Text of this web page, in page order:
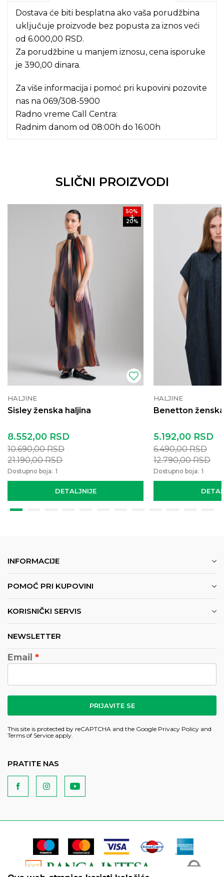
Dostava će biti besplatna ako vaša porudžbina
uključuje proizvode bez popusta za iznos veći
od 6.000,00 RSD.
Za porudžbine u manjem iznosu, cena isporuke
je 390,00 dinara.
Za više informacija i pomoć pri kupovini pozovite
nas na 069/308-5900
Radno vreme Call Centra:
Radnim danom od 08:00h do 16:00h
SLIČNI PROIZVODI
50%
20%
HALJINE
Sisley ženska haljina
DETALJNIJE
8.552,00 RSD
10.690,00RSD
21.190,00RSD
Dostupno boja: 1
HALJINE
Benetton
5.192,00 RSD
6.490,00RSD
12.790,00RSD
Dostupno boja: 1
INFORMACIJE
POMOĆ PRI KUPOVINI
KORISNIČKI SERVIS
NEWSLETTER
Email
PRIJAVITE SE
This site is protected by reCAPTCHA and the Google Privacy Policy and
Terms of Service apply.
PRATITE NAS